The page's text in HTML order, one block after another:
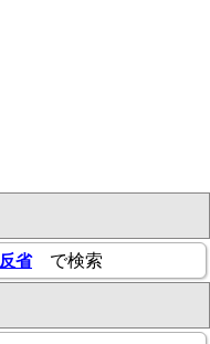
反省で検索